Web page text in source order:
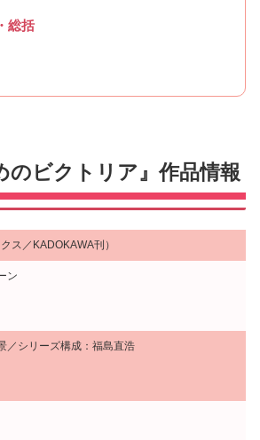
総括
のビクトリア』作品情報
ス／KADOKAWA刊）
ン
／シリーズ構成：福島直浩